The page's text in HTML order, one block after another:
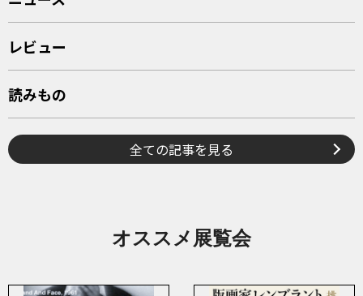
レビュー
読みもの
全ての記事を見る
オススメ展覧会